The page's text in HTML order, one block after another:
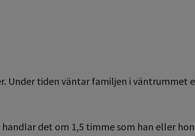
Under tiden väntar familjen i väntrummet
det om 1,5 timme som han eller hon